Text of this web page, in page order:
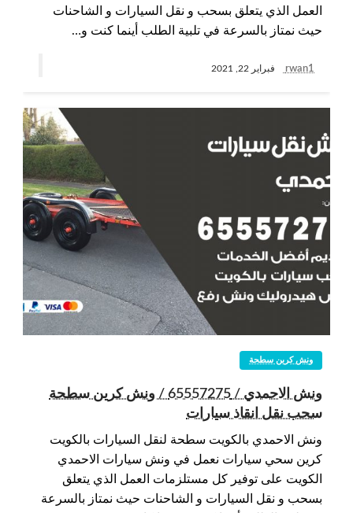
العمل الذي يتعلق بسحب و نقل السيارات و الشاحنات
حيث نمتاز بالسرعة في تلبية الطلب أينما كنت و…
rwan1 فبراير 22, 2021
ونش كرين سطحة
ونش الاحمدي / 65557275 / ونش كرين سطحة
سحب نقل انقاذ سيارات
ونش الاحمدي بالكويت سطحة لنقل السيارات بالكويت
كرين سحي سيارات نعمل في ونش سيارات الاحمدي
الكويت على توفير كل مستلزمات العمل الذي يتعلق
بسحب و نقل السيارات و الشاحنات حيث نمتاز بالسرعة